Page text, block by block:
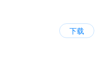
下载